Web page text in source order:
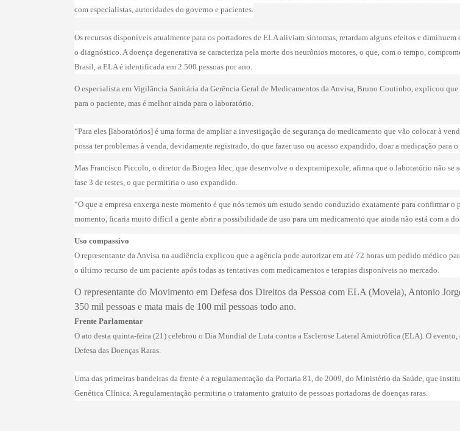
com especialistas, autoridades do governo e pacientes.
Os recursos disponíveis atualmente para os portadores de ELA aliviam sintomas, retardam alguns efeitos e
o diagnóstico. A doença degenerativa se caracteriza pela morte dos neurônios motores, o que, com o tempo,
Brasil, a ELA é identificada em 2.500 pessoas por ano.
O especialista em Vigilância Sanitária da Gerência Geral de Medicamentos da Anvisa, Bruno Coutinho, explicou
para o paciente, mas é melhor ainda para o laboratório.
“Para eles [laboratórios] é uma forma de ampliar a investigação de segurança do medicamento que vão colocar à
possa ter problemas à venda, devidamente registrado, do que fazer uso ou acesso expandido, doar a medicação para
Mas Francisco Piccolo, o diretor da Biogen Idec, que desenvolve o dexpramipexole, afirma que o laboratório não se
fase 3 de testes, o que permitiria o uso expandido.
“O que a empresa enxerga neste momento é que nós temos um estudo sendo conduzido exatamente para confirmar
momento, ficaria muito difícil a gente abrir a possibilidade de uso para um medicamento que ainda não está com a
Uso compassivo
O representante da Anvisa na audiência explicou que a agência pode autorizar em até 72 horas um pedido médico
o último recurso de um paciente após todas as tentativas com medicamentos e terapias disponíveis no mercado.
O representante do Movimento em Defesa dos Direitos da Pessoa com ELA (Movela), Antonio
350 mil pessoas e mata mais de 100 mil pessoas todo ano.
Frente Parlamentar
O ato desta quinta-feira (21) celebrou o Dia Mundial de Luta contra a Esclerose Lateral Amiotrófica (ELA). O
Defesa das Doenças Raras.
Uma das primeiras bandeiras da frente é a regulamentação da Portaria 81, de 2009, do Ministério da Saúde, que
Genética Clínica. A regulamentação permitiria o tratamento gratuito de pessoas portadoras de doenças raras.